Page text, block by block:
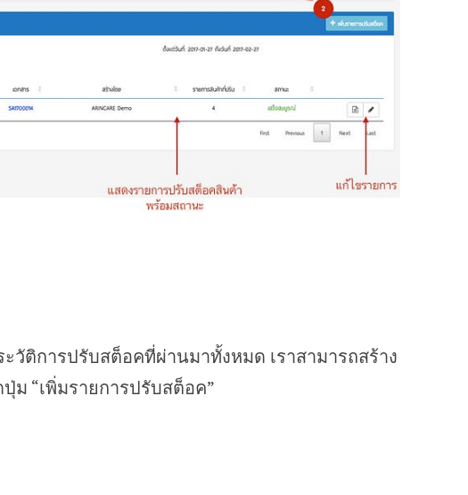
วัติการปรับสต็อคที่ผ่านมาทั้งหมด เราสามารถสร้าง
ม “เพิ่มรายการปรับสต็อค”